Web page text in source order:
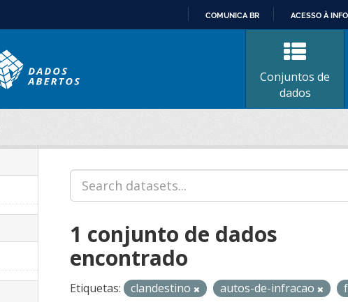
CONTEÚDO
COMUNICA BR ACESSO À
Conjuntos de
dados
1 conjunto de dados
encontrado
Etiquetas: clandestino autos-de-infracao